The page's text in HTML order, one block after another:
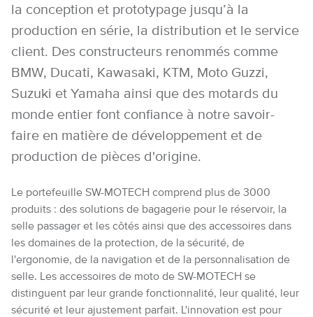
la conception et prototypage jusqu’à la
production en série, la distribution et le service
client. Des constructeurs renommés comme
BMW, Ducati, Kawasaki, KTM, Moto Guzzi,
Suzuki et Yamaha ainsi que des motards du
monde entier font confiance à notre savoir-
faire en matière de développement et de
production de pièces d'origine.
Le portefeuille SW-MOTECH comprend plus de 3000
produits : des solutions de bagagerie pour le réservoir, la
selle passager et les côtés ainsi que des accessoires dans
les domaines de la protection, de la sécurité, de
l'ergonomie, de la navigation et de la personnalisation de
selle. Les accessoires de moto de SW-MOTECH se
distinguent par leur grande fonctionnalité, leur qualité, leur
sécurité et leur ajustement parfait. L'innovation est pour